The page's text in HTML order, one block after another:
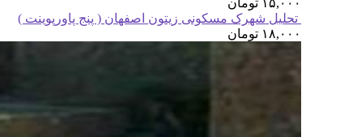
۱۵,۰۰۰ تومان
تحلیل شهرک مسکونی زیتون اصفهان ( پنج پاورپوینت )
۱۸,۰۰۰ تومان